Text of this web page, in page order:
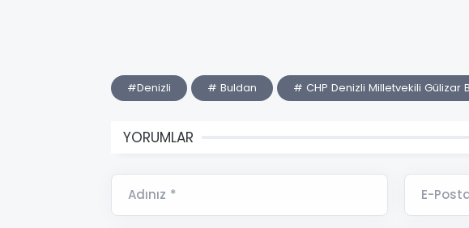
#Denizli # Buldan # CHP Denizli Milletvekili Gülizar
YORUMLAR
Adınız * E-